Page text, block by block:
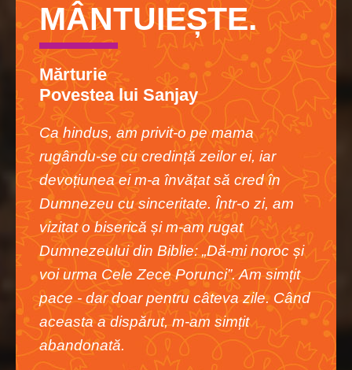
MÂNTUIEȘTE.
Mărturie
Povestea lui Sanjay
Ca hindus, am privit-o pe mama
rugându-se cu credință zeilor ei, iar
devoțiunea ei m-a învățat să cred în
Dumnezeu cu sinceritate. Într-o zi, am
vizitat o biserică și m-am rugat
Dumnezeului din Biblie: „Dă-mi noroc și
voi urma Cele Zece Porunci”. Am simțit
pace - dar doar pentru câteva zile. Când
aceasta a dispărut, m-am simțit
abandonată.